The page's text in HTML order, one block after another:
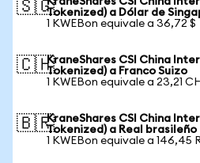
🇸🇬Tokenized) a Dólar de
1 KWEBon equivale a 36,72 $
🇨🇭KraneShares CSI China
Tokenized) a Franco Suizo
1 KWEBon equivale a 23,21
🇧🇷KraneShares CSI China
Tokenized) a Real brasileño
1 KWEBon equivale a 146,45